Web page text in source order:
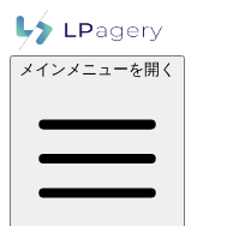
メインメニューを開く